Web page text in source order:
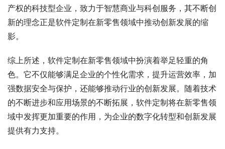
产权的科技型企业，致力于智慧商业与科创服务，其不断创
新的理念正是软件定制在新零售领域中推动创新发展的缩
影。
综上所述，软件定制在新零售领域中扮演着举足轻重的角
色。它不仅能够满足企业的个性化需求，提升运营效率，加
强数据安全与保护，还能够推动行业的创新发展。随着技术
的不断进步和应用场景的不断拓展，软件定制将在新零售领
域中发挥更加重要的作用，为企业的数字化转型和创新发展
提供有力支持。